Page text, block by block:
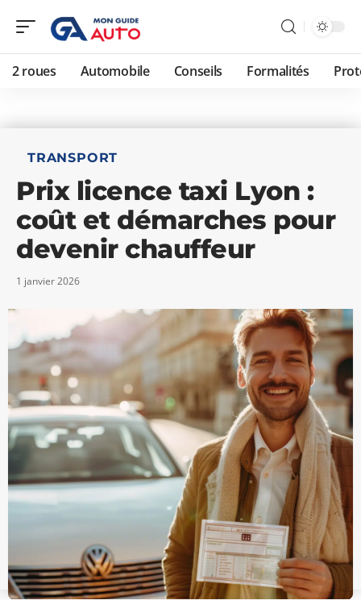
2 roues Automobile Conseils Formalités
TRANSPORT
Prix licence taxi Lyon :
coût et démarches pour
devenir chauffeur
1 janvier 2026